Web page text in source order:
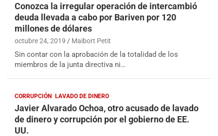
Conozca la irregular operación de intercambió
deuda llevada a cabo por Bariven por 120
millones de dólares
octubre 24, 2019 Maibort Petit
Sin contar con la aprobación de la totalidad de los
miembros de la junta directiva ni…
CORRUPCIÓN LAVADO DE DINERO
Javier Alvarado Ochoa, otro acusado de lavado
de dinero y corrupción por el gobierno de EE.
UU.